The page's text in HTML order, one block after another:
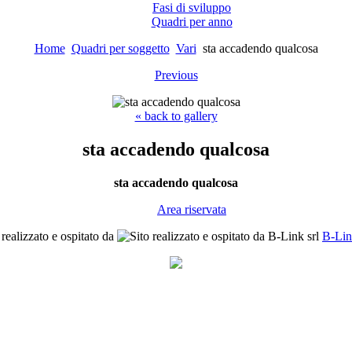
Fasi di sviluppo
Quadri per anno
Home Quadri per soggetto Vari sta accadendo qualcosa
Previous
« back to gallery
sta accadendo qualcosa
sta accadendo qualcosa
Area riservata
e ospitato da
B-